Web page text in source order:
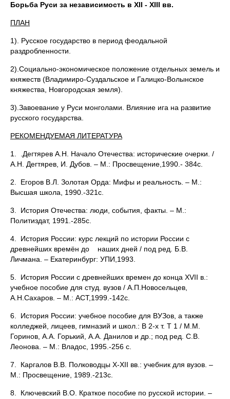
Борьба Руси за независимость в XII - XIII вв.
ПЛАН
1). Русское государство в период феодальной
раздробленности.
2).Социально-экономическое положение отдельных земель и
княжеств (Владимиро-Суздальское и Галицко-Волынское
княжества, Новгородская земля).
3).Завоевание у Руси монголами. Влияние ига на развитие
русского государства.
РЕКОМЕНДУЕМАЯ ЛИТЕРАТУРА
1. .Дегтярев А.Н. Начало Отечества: исторические очерки. /
А.Н. Дегтярев, И. Дубов. – М.: Просвещение,1990.- 384с.
2. Егоров В.Л. Золотая Орда: Мифы и реальность. – М.:
Высшая школа, 1990.-321с.
3. История Отечества: люди, события, факты. – М.:
Политиздат, 1991.-285с.
4. История России: курс лекций по истории России с
древнейших времён до наших дней / под ред. Б.В.
Личмана. – Екатеринбург: УПИ,1993.
5. История России с древнейших времен до конца XVII в.:
учебное пособие для студ. вузов / А.П.Новосельцев,
А.Н.Сахаров. – М.: АСТ,1999.-142с.
6. История России: учебное пособие для ВУЗов, а также
колледжей, лицеев, гимназий и школ.: В 2-х т. Т 1 / М.М.
Горинов, А.А. Горький, А.А. Данилов и др.; под ред. С.В.
Леонова. – М.: Владос, 1995.-256 с.
7. Каргалов В.В. Полководцы Х-ХII вв.: учебник для вузов. –
М.: Просвещение, 1989.-213с.
8. Ключевский В.О. Краткое пособие по русской истории. –